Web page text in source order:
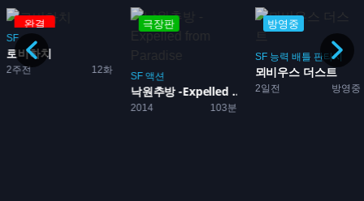
12화
액션
103분
낙원추방 -Expelled ...
판타지
2일전 방영중
뫼비우스 더스트
SF 드라마
3일전
썬더 3